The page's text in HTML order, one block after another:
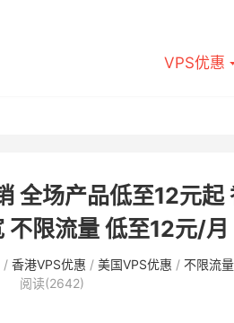
VPS优惠
全场产品低至12元起
不限流量 低至12元/月
/ 香港VPS优惠 / 美国VPS优惠 / 不限流
阅读(2642)